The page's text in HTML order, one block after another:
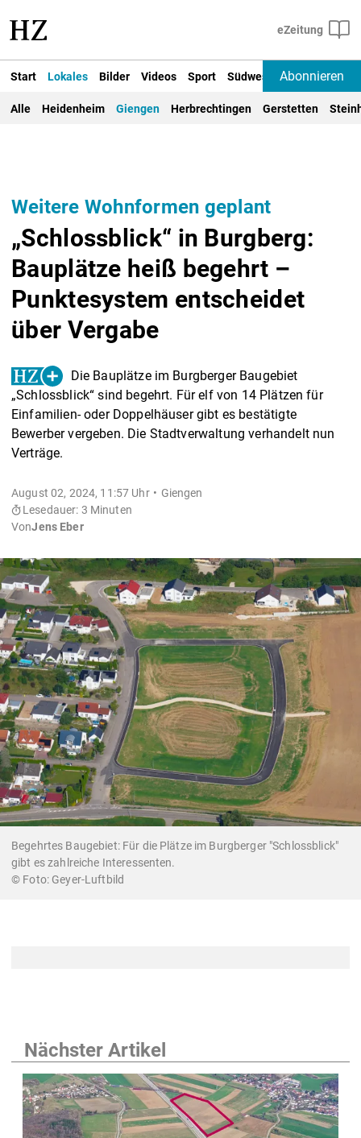
Start Lokales Bilder Videos Sport Südwest Deutschland
Abonnieren
Alle Heidenheim Giengen Herbrechtingen Gerstetten
Weitere Wohnformen geplant
„Schlossblick“ in Burgberg:
Bauplätze heiß begehrt –
Punktesystem entscheidet
über Vergabe
Die Bauplätze im Burgberger Baugebiet
„Schlossblick“ sind begehrt. Für elf von 14 Plätzen für
Einfamilien- oder Doppelhäuser gibt es bestätigte
Bewerber vergeben. Die Stadtverwaltung verhandelt nun
Verträge.
August 02, 2024, 11:57 Uhr
Giengen
Lesedauer: 3 Minuten
VonJens Eber
Begehrtes Baugebiet: Für die Plätze im Burgberger "Schlossblick"
gibt es zahlreiche Interessenten.
Geyer-Luftbild
Nächster Artikel